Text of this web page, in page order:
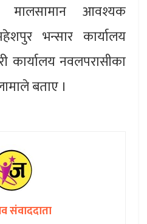
मालसामान आवश्यक
भन्सार कार्यालय
कार्यालय नवलपरासीका
बताए ।
संवाददाता